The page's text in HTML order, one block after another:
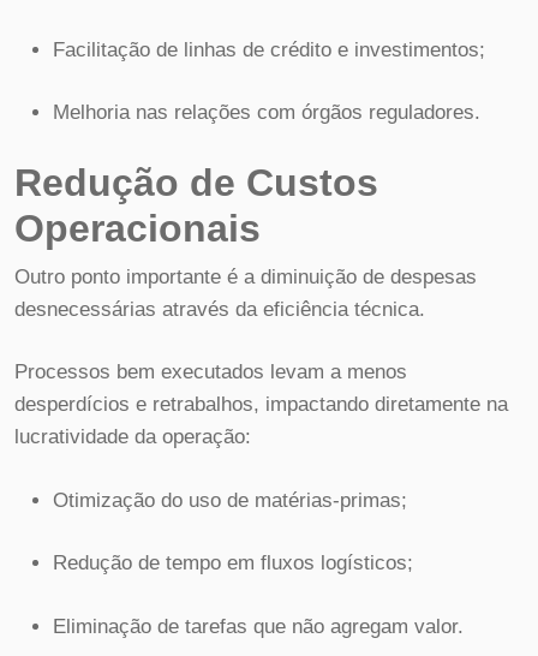
Facilitação de linhas de crédito e investimentos;
Melhoria nas relações com órgãos reguladores.
Redução de Custos
Operacionais
Outro ponto importante é a diminuição de despesas
desnecessárias através da eficiência técnica.
Processos bem executados levam a menos
desperdícios e retrabalhos, impactando diretamente na
lucratividade da operação:
Otimização do uso de matérias-primas;
Redução de tempo em fluxos logísticos;
Eliminação de tarefas que não agregam valor.